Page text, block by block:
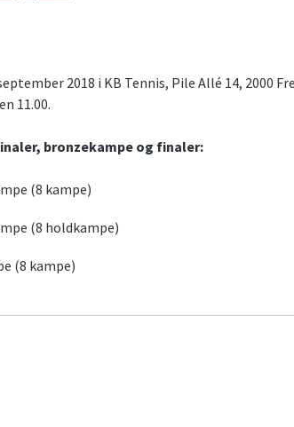
2018 i KB Tennis, Pile Allé 14, 2000
11.00.
bronzekampe og finaler:
(8 kampe)
(8 holdkampe)
(8 kampe)